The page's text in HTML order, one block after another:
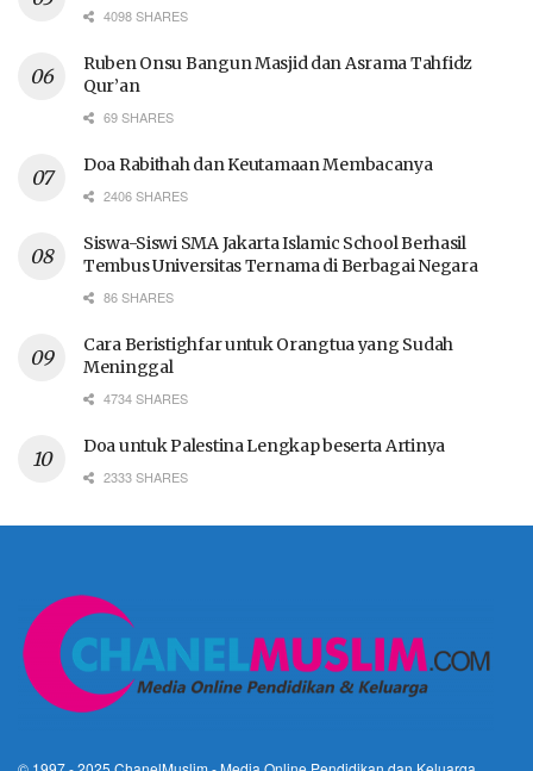
4098 SHARES
Ruben Onsu Bangun Masjid dan Asrama Tahfidz
Qur’an
69 SHARES
Doa Rabithah dan Keutamaan Membacanya
2406 SHARES
Siswa-Siswi SMA Jakarta Islamic School Berhasil
Tembus Universitas Ternama di Berbagai Negara
86 SHARES
Cara Beristighfar untuk Orangtua yang Sudah
Meninggal
4734 SHARES
Doa untuk Palestina Lengkap beserta Artinya
2333 SHARES